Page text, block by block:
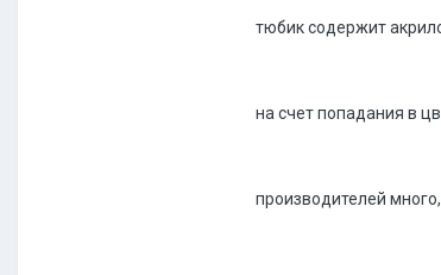
тюбик содержит
на счет попадания в
производителей